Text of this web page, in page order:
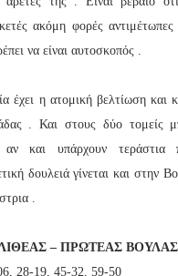
ακόμη φορές
να είναι αυτοσκοπός .
έχει η ατομική βελτίωση και
. Και στους δύο τομείς
αν και υπάρχουν τεράστια
δουλειά γίνεται και στην
.
– ΠΡΩΤΕΑΣ ΒΟΥΛΑΣ
28-19, 45-32, 59-50